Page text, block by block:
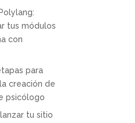
tus módulos
con
para
creación de
psicólogo
tu sitio